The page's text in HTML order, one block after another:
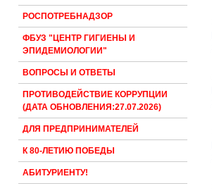
РОСПОТРЕБНАДЗОР
ФБУЗ "ЦЕНТР ГИГИЕНЫ И
ЭПИДЕМИОЛОГИИ"
ВОПРОСЫ И ОТВЕТЫ
ПРОТИВОДЕЙСТВИЕ КОРРУПЦИИ
(ДАТА ОБНОВЛЕНИЯ:27.07.2026)
ДЛЯ ПРЕДПРИНИМАТЕЛЕЙ
К 80-ЛЕТИЮ ПОБЕДЫ
АБИТУРИЕНТУ!